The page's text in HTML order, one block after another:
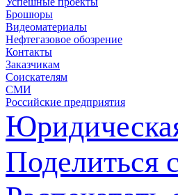
Брошюры
Видеоматериалы
Нефтегазовое обозрение
Контакты
Заказчикам
Соискателям
СМИ
Российские предприятия
Поделиться